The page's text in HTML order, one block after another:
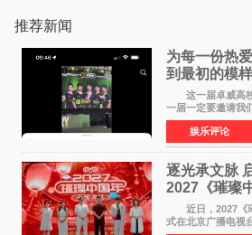
推荐新闻
为每一份热
到最初的模样
这一届卓威高校
一届一定要邀请我
来到现场的机会
已经落下帷幕，在
竞社负责人和现
娱乐评论
逐光承文脉
2027《璀璨
作圆满启动
近日，2027《璀
式在北京广播电